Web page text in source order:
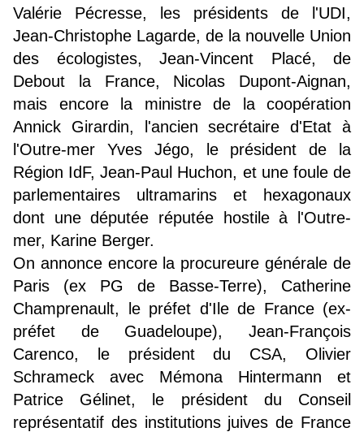
Valérie Pécresse, les présidents de l'UDI,
Jean-Christophe Lagarde, de la nouvelle Union
des écologistes, Jean-Vincent Placé, de
Debout la France, Nicolas Dupont-Aignan,
mais encore la ministre de la coopération
Annick Girardin, l'ancien secrétaire d'Etat à
l'Outre-mer Yves Jégo, le président de la
Région IdF, Jean-Paul Huchon, et une foule de
parlementaires ultramarins et hexagonaux
dont une députée réputée hostile à l'Outre-
mer, Karine Berger.
On annonce encore la procureure générale de
Paris (ex PG de Basse-Terre), Catherine
Champrenault, le préfet d'Ile de France (ex-
préfet de Guadeloupe), Jean-François
Carenco, le président du CSA, Olivier
Schrameck avec Mémona Hintermann et
Patrice Gélinet, le président du Conseil
représentatif des institutions juives de France